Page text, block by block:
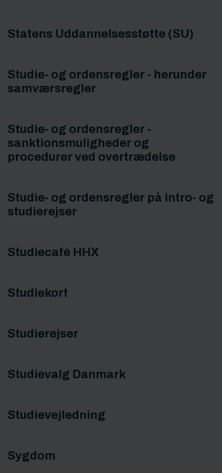
Statens Uddannelsesstøtte (SU)
Studie- og ordensregler - herunder
samværsregler
Studie- og ordensregler -
sanktionsmuligheder og
procedurer ved overtrædelse
Studie- og ordensregler på intro- og
studierejser
Studiecafé HHX
Studiekort
Studierejser
Studievalg Danmark
Studievejledning
Sygdom